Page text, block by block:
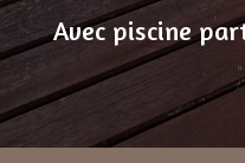
Avec piscine